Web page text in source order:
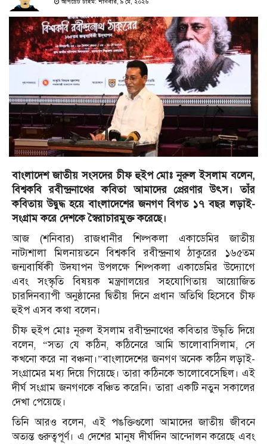
আপডেট টাইম: শনিবার, ৯ মে, ২০২৬
বাংলাদেশ জাতীয় সংসদের চীফ হুইপ মোঃ নূরুল ইসলাম বলেন,
বিশ্বকবি রবীন্দ্রনাথের কবিতা আমাদের প্রেরণার উৎস। তাঁর
কবিতায় উদ্বুদ্ধ হয়ে বাংলাদেশের জনগণ বিগত ১৭ বছর লড়াই-
সংগ্রাম করে দেশকে স্বৈরাচারমুক্ত করেছে।
আজ (শনিবার) রাজধানীর শিল্পকলা একাডেমির জাতীয়
নাট্যশালা মিলনায়তনে বিশ্বকবি রবীন্দ্রনাথ ঠাকুরের ১৬৫তম
জন্মবার্ষিকী উদযাপন উপলক্ষে শিল্পকলা একাডেমির উদ্যোগে
এবং সংস্কৃতি বিষয়ক মন্ত্রণালয়ের সহযোগিতায় আয়োজিত
চারদিনব্যাপী অনুষ্ঠানের দ্বিতীয় দিনে প্রধান অতিথি হিসেবে চীফ
হুইপ এসব কথা বলেন।
চীফ হুইপ মোঃ নূরুল ইসলাম রবীন্দ্রনাথের কবিতার উদ্ধৃতি দিয়ে
বলেন, “সত্য যে কঠিন, কঠিনেরে আমি ভালোবাসিলাম, সে
কখনো করে না বঞ্চনা।”বাংলাদেশের জনগণ অনেক কঠিন লড়াই-
সংগ্রামের মধ্য দিয়ে গিয়েছে। তারা কঠিনকে ভালোবেসেছিল। এই
দীর্ঘ সংগ্রাম জনগণকে বঞ্চিত করেনি। তারা একটি নতুন সকালের
দেখা পেয়েছে।
তিনি আরও বলেন, এই পঙক্তিগুলো আমাদের জাতীয় জীবনে
অত্যন্ত গুরুত্বপূর্ণ। এ দেশের মানুষ দীর্ঘদিন আন্দোলন করেছে এবং